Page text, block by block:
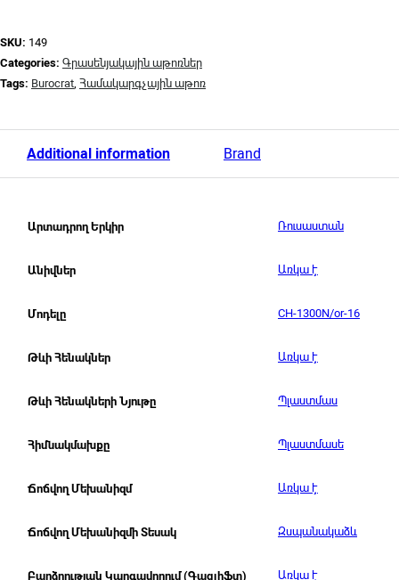
SKU: 149
Categories: Գրասենյակային աթոռներ
Tags: Burocrat Համակարգչային աթոռ
Additional information Brand
Արտադրող Երկիր Ռուսաստան
Անիվներ Առկա է
Մոդելը CH-1300N/or-16
Թևի Հենակներ Առկա է
Թևի Հենակների Նյութը Պլաստմաս
Հիմնակմախքը Պլաստմասե
Ճոճվող Մեխանիզմ Առկա է
Ճոճվող Մեխանիզմի Տեսակ Զսպանակաձև
Բարձրության Կարգավորում (Գազլիֆտ) Առկա է